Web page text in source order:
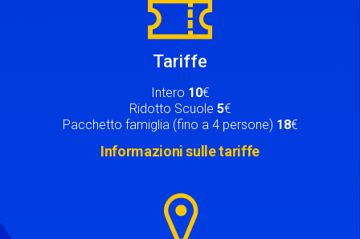
Tariffe
Intero 10€
Ridotto Scuole 5€
Pacchetto famiglia (fino a 4 persone) 18€
Informazioni sulle tariffe